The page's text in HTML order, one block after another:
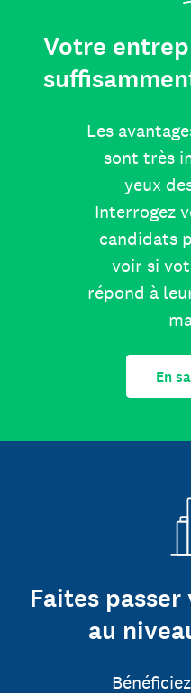
Votre
Les
sont très
yeux
Interrogez
candidats
voir si
répond à
En
Faites
au